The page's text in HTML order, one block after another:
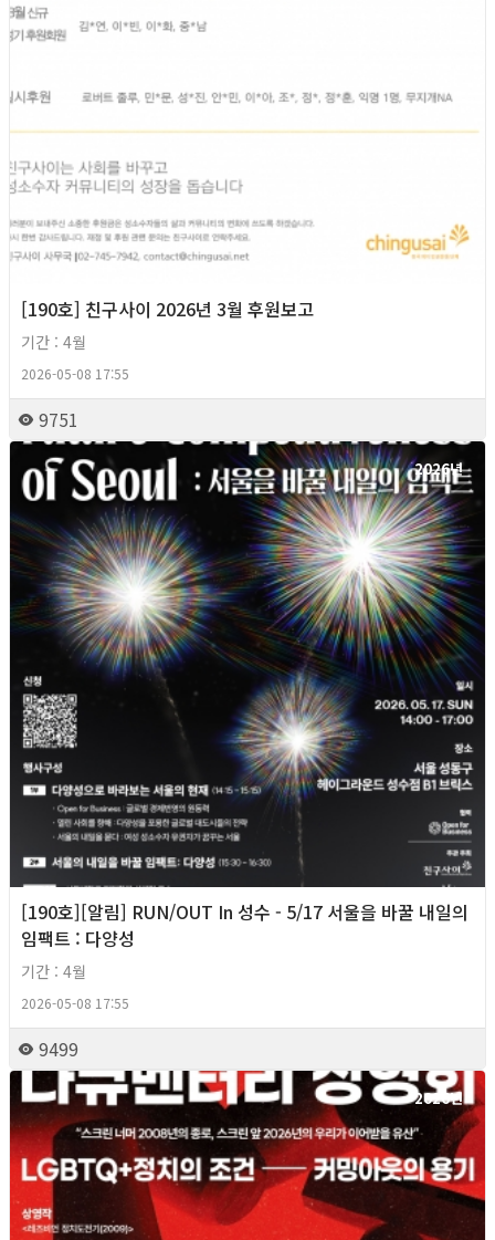
[190호] 친구사이 2026년 3월 후원보고
기간 : 4월
2026-05-08 17:55
9751
2026년
[190호][알림] RUN/OUT In 성수 - 5/17 서울을 바꿀 내일의
임팩트 : 다양성
기간 : 4월
2026-05-08 17:55
9499
2026년